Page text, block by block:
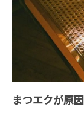
アレ
低刺
まつ
目の腫れ
まつ
まつエクが原